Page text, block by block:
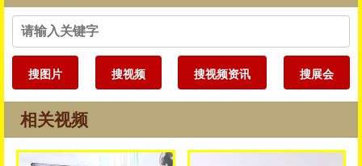
搜图片 搜视频 搜视频资讯 搜展会
相关视频